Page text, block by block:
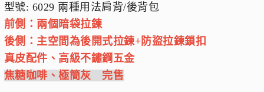
型號: 6029 兩種用法肩背/後背包
前側：兩個暗袋拉鍊
後側：主空間為後開式拉鍊+防盜拉鍊鎖扣
真皮配件、高級不鏽鋼五金
焦糖咖啡、極簡灰 完售